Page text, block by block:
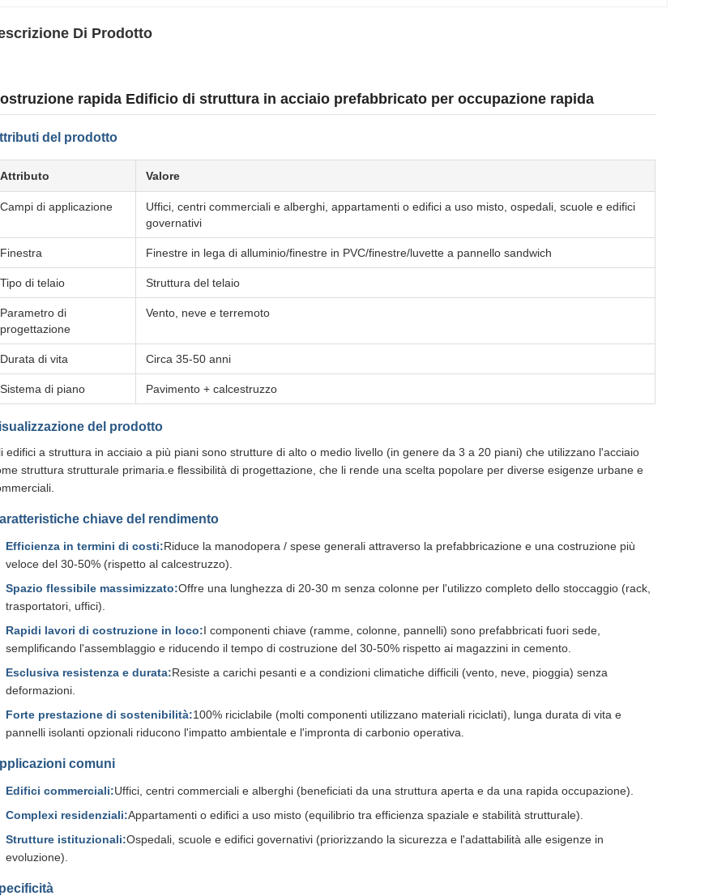
Di Prodotto
rapida Edificio di struttura in acciaio prefabbricato per occupazione rapida
del prodotto
Attributo Valore
Campi di applicazione
Uffici, centri commerciali e alberghi, appartamenti o edifici a uso misto, ospedali, scuole e edifici
governativi
Finestra Finestre in lega di alluminio/finestre in PVC/finestre/luvette a pannello sandwich
Tipo di telaio Struttura del telaio
Parametro di
progettazione
Vento, neve e terremoto
Durata di vita Circa 35-50 anni
Sistema di piano Pavimento + calcestruzzo
del prodotto
edifici a struttura in acciaio a più piani sono strutture di alto o medio livello (in genere da 3 a 20 piani) che utilizzano l'acciaio
struttura strutturale primaria.e flessibilità di progettazione, che li rende una scelta popolare per diverse esigenze urbane e
chiave del rendimento
Efficienza in termini di costi:Riduce la manodopera / spese generali attraverso la prefabbricazione e una costruzione più
veloce del 30-50% (rispetto al calcestruzzo).
Spazio flessibile massimizzato:Offre una lunghezza di 20-30 m senza colonne per l'utilizzo completo dello stoccaggio (rack,
trasportatori, uffici).
Rapidi lavori di costruzione in loco:I componenti chiave (ramme, colonne, pannelli) sono prefabbricati fuori sede,
semplificando l'assemblaggio e riducendo il tempo di costruzione del 30-50% rispetto ai magazzini in cemento.
Esclusiva resistenza e durata:Resiste a carichi pesanti e a condizioni climatiche difficili (vento, neve, pioggia) senza
deformazioni.
Forte prestazione di sostenibilità:100% riciclabile (molti componenti utilizzano materiali riciclati), lunga durata di vita e
pannelli isolanti opzionali riducono l'impatto ambientale e l'impronta di carbonio operativa.
comuni
Edifici commerciali:Uffici, centri commerciali e alberghi (beneficiati da una struttura aperta e da una rapida occupazione).
Complexi residenziali:Appartamenti o edifici a uso misto (equilibrio tra efficienza spaziale e stabilità strutturale).
Strutture istituzionali:Ospedali, scuole e edifici governativi (priorizzando la sicurezza e l'adattabilità alle esigenze in
evoluzione).